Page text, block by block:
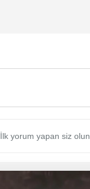
İlk yorum yapan siz olun.